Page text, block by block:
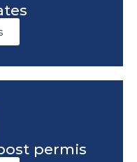
permis